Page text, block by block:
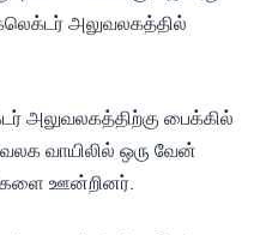
அலுவலகத்தில்
அலுவலகத்திற்கு பைக்கில்
வாயிலில் ஒரு வேன்
ஊன்றினர்.